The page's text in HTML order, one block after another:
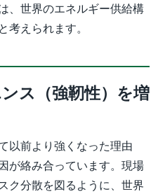
、世界のエネルギー供給構
えられます。
ス（強靭性）を増
以前より強くなった理由
が絡み合っています。現場
ク分散を図るように、世界